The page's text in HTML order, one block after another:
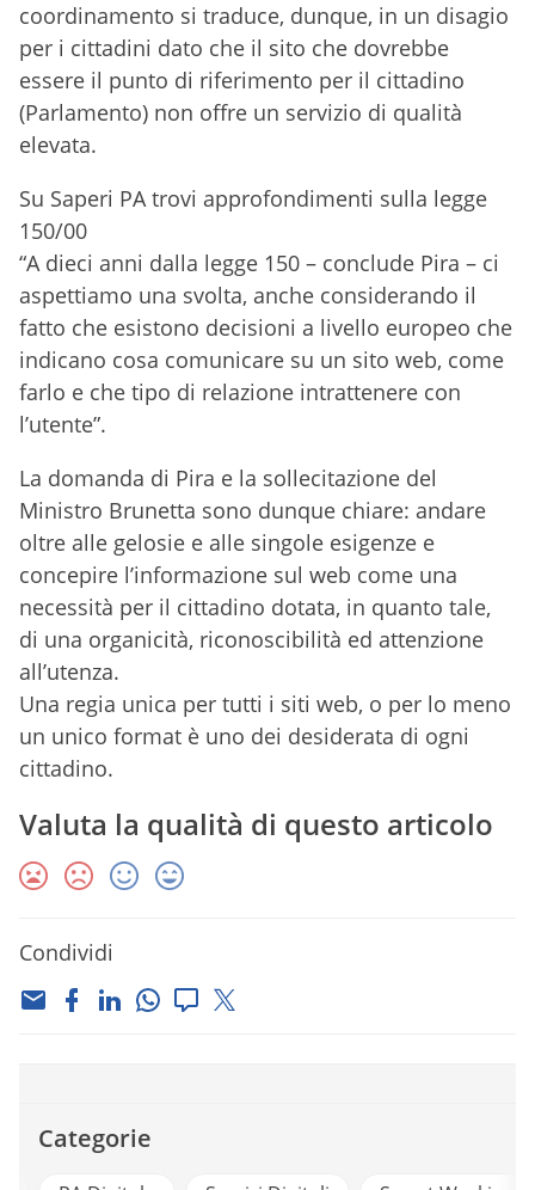
coordinamento si traduce, dunque, in un disagio
per i cittadini dato che il sito che dovrebbe
essere il punto di riferimento per il cittadino
(Parlamento) non offre un servizio di qualità
elevata.
Su Saperi PA trovi approfondimenti sulla legge
150/00
“A dieci anni dalla legge 150 – conclude Pira – ci
aspettiamo una svolta, anche considerando il
fatto che esistono decisioni a livello europeo che
indicano cosa comunicare su un sito web, come
farlo e che tipo di relazione intrattenere con
l’utente”.
La domanda di Pira e la sollecitazione del
Ministro Brunetta sono dunque chiare: andare
oltre alle gelosie e alle singole esigenze e
concepire l’informazione sul web come una
necessità per il cittadino dotata, in quanto tale,
di una organicità, riconoscibilità ed attenzione
all’utenza.
Una regia unica per tutti i siti web, o per lo meno
un unico format è uno dei desiderata di ogni
cittadino.
Valuta la qualità di questo articolo
Condividi
Categorie